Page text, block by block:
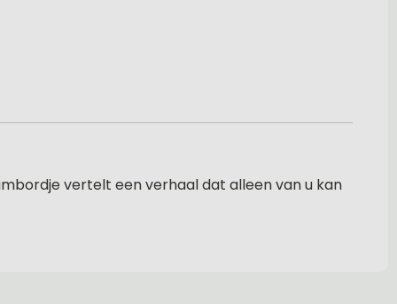
vertelt een verhaal dat alleen van u kan